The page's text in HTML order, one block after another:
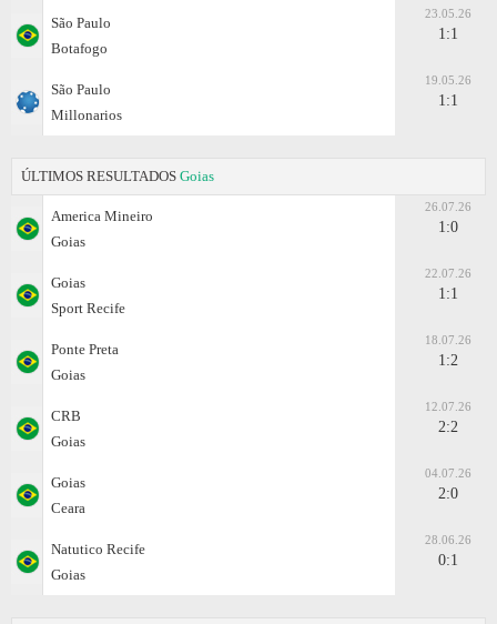
São Paulo
Botafogo
23.05.26
1:1
São Paulo
Millonarios
19.05.26
1:1
ÚLTIMOS RESULTADOS Goias
Amеrica Mineiro
Goias
26.07.26
1:0
Goias
Sport Recife
22.07.26
1:1
Ponte Preta
Goias
18.07.26
1:2
CRB
Goias
12.07.26
2:2
Goias
Ceara
04.07.26
2:0
Natutico Recife
Goias
28.06.26
0:1